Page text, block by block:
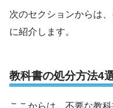
次のセクションからは
に紹介します。
教科書の処分方法4